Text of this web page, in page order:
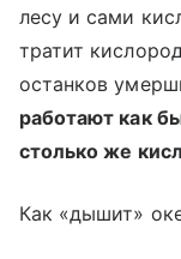
лесу и сами
тратит
останков
работают как
столько же
Как «дышит»